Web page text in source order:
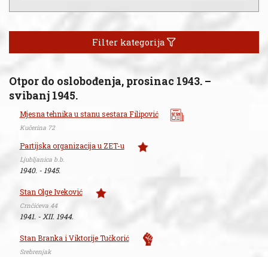
Filter kategorija
Otpor do oslobođenja, prosinac 1943. –
svibanj 1945.
Mjesna tehnika u stanu sestara Filipović
Kučerina 72
Partijska organizacija u ZET-u
Ljubljanica b.b.
1940. - 1945.
Stan Olge Iveković
Crnčićeva 44
1941. - XII. 1944.
Stan Branka i Viktorije Tučkorić
Srebrenjak